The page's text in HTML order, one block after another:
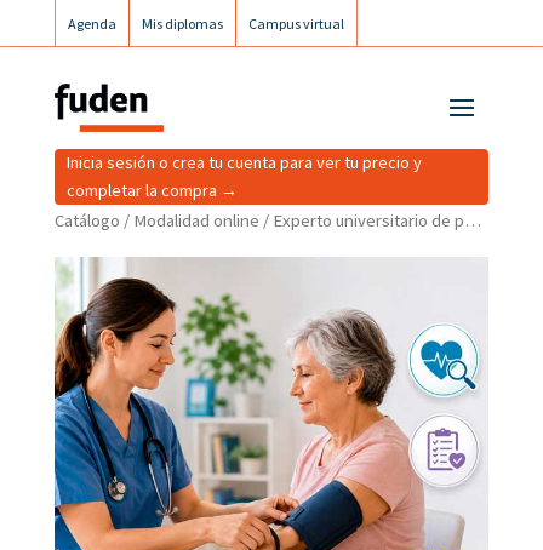
Agenda Mis diplomas Campus virtual
Catálogo / Modalidad online / Experto universitario de posgrado en estrategias de prevención y control de la hipertensión arterial en el ámbito comunitario
Inicia sesión o crea tu cuenta para ver tu precio y
completar la compra →